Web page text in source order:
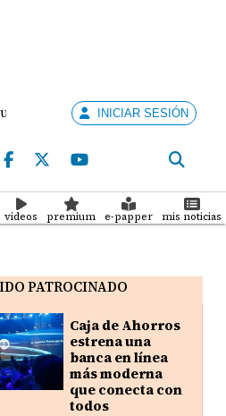
revisar Meduca
INICIAR SESIÓN
videos premium e-papper mis noticias
PATROCINADO
Caja de Ahorros
estrena una
banca en línea
más moderna
que conecta con
todos